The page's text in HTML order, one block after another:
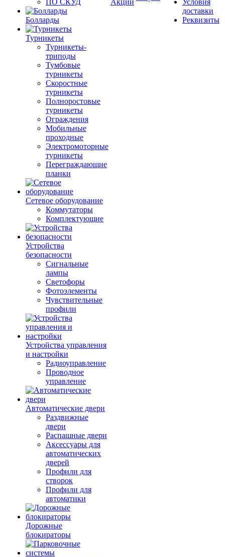
ПО СКУД
Болларды
Турникеты
Турникеты-
триподы
Тумбовые
турникеты
Скоростные
турникеты
Полноростовые
турникеты
Ограждения
Мобильные
проходные
Электромоторные
турникеты
Переграждающие
планки
Сетевое оборудование
Коммутаторы
Комплектующие
Устройства
безопасности
Сигнальные
лампы
Светофоры
Фотоэлементы
Чувствительные
профили
Устройства управления
и настройки
Радиоуправление
Проводное
управление
Автоматические двери
Раздвижные
двери
Распашные двери
Аксессуары для
автоматических
дверей
Профили для
створок
Профили для
автоматики
Дорожные
блокираторы
Акции
Условия
доставки
Реквизиты